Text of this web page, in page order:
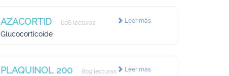
Leer más
AZACORTID 606 lecturas
Glucocorticoide
Leer más
PLAQUINOL 200 809 lecturas